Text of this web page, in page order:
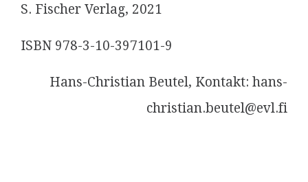
S. Fischer Verlag, 2021
ISBN 978-3-10-397101-9
Hans-Christian Beutel, Kontakt: hans-
christian.beutel@evl.fi